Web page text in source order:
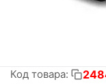
Код товара: